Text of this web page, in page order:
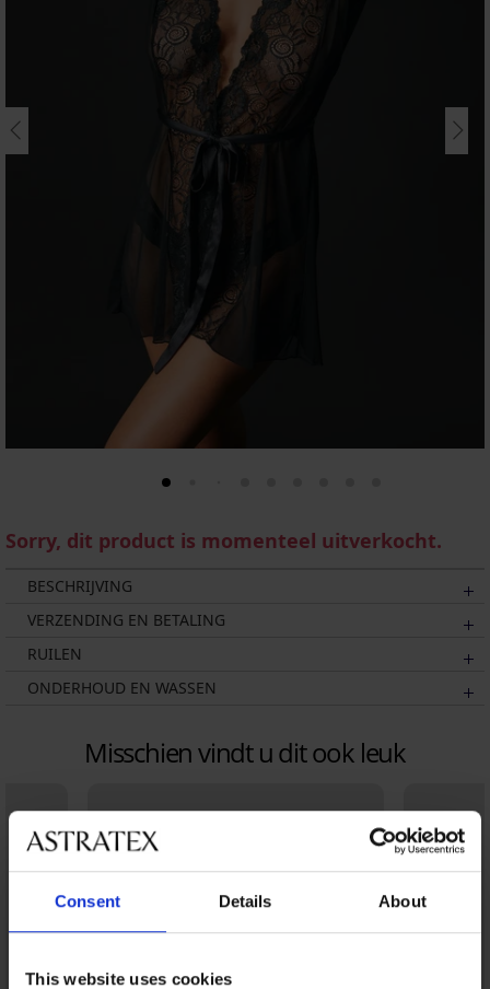
Consent Details About
This website uses cookies
Sorry, dit product is momenteel uitverkocht.
BESCHRIJVING
VERZENDING EN BETALING
RUILEN
ONDERHOUD EN WASSEN
Misschien vindt u dit ook leuk